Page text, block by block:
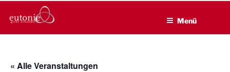
Inhalt
EUTONIE.DE
Lebensbalance durch körperliche Selbsterfahrung
Menü
« Alle Veranstaltungen